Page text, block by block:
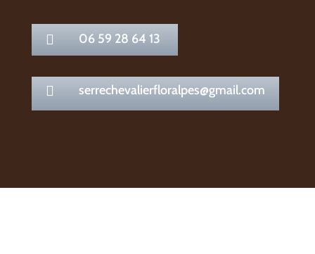
 06 59 28 64 13
 serrechevalierfloralpes@gmail.com